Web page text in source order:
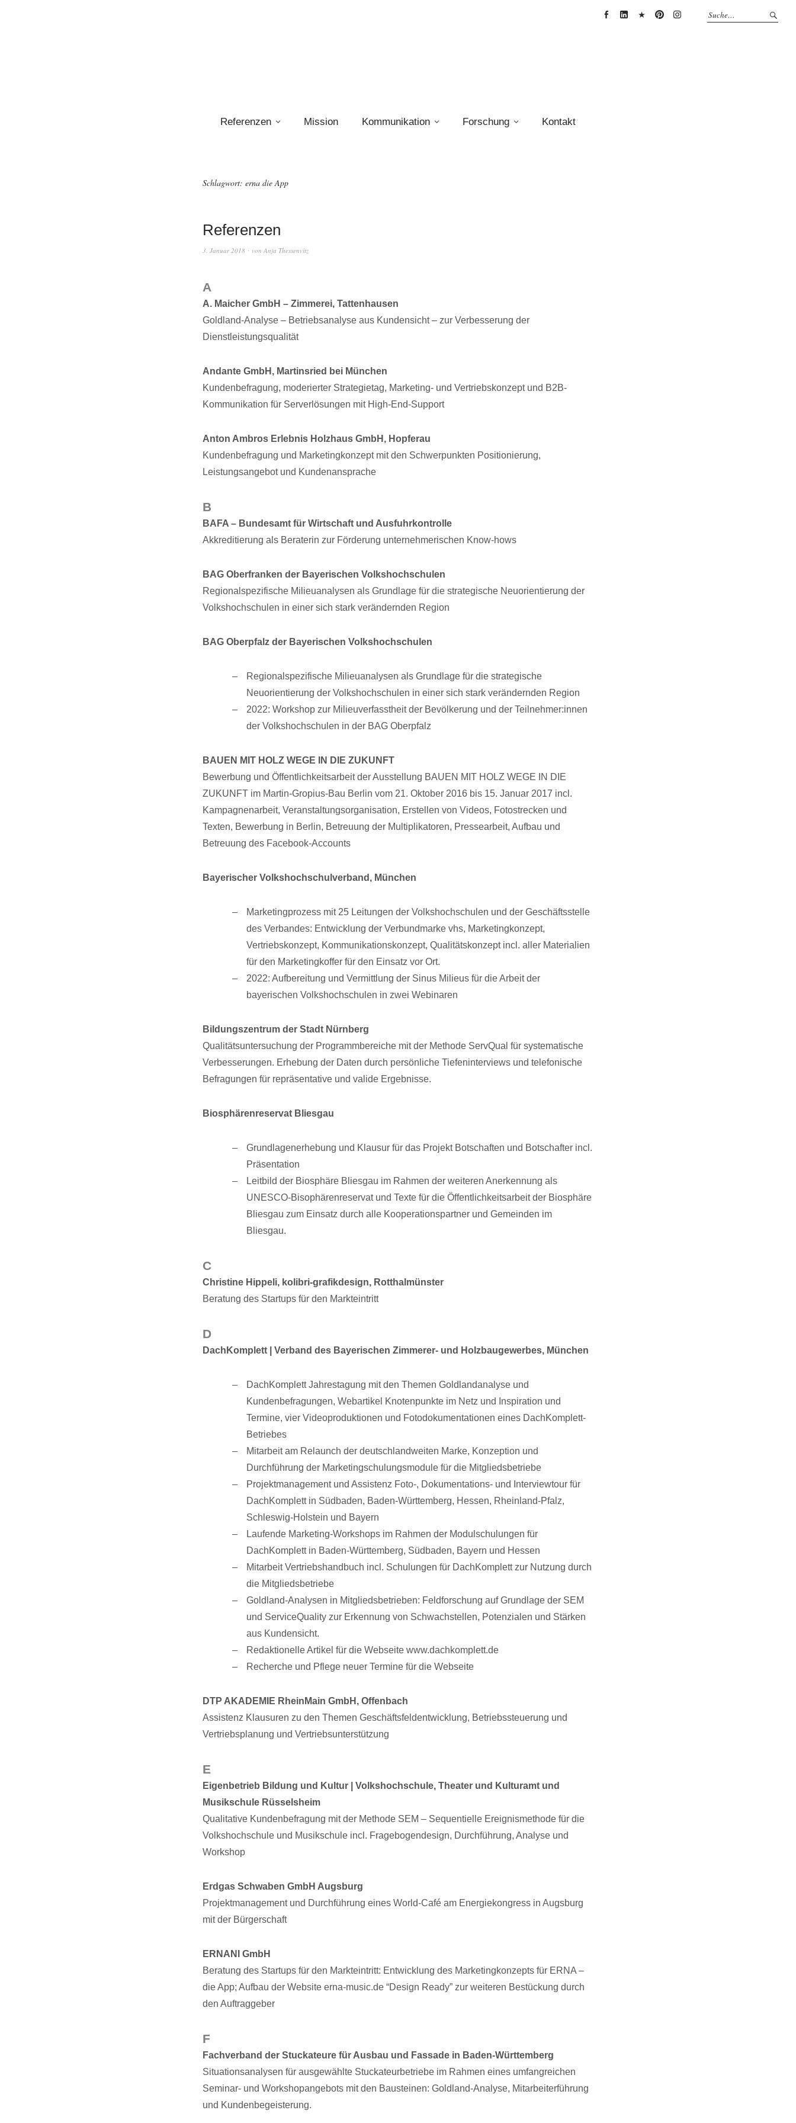
Referenzen Mission Kommunikation Forschung Kontakt
Schlagwort: erna die App
Referenzen
3. Januar 2018 von Anja Thessenvitz
A
A. Maicher GmbH – Zimmerei, Tattenhausen
Goldland-Analyse – Betriebsanalyse aus Kundensicht – zur Verbesserung der
Dienstleistungsqualität
Andante GmbH, Martinsried bei München
Kundenbefragung, moderierter Strategietag, Marketing- und Vertriebskonzept und B2B-
Kommunikation für Serverlösungen mit High-End-Support
Anton Ambros Erlebnis Holzhaus GmbH, Hopferau
Kundenbefragung und Marketingkonzept mit den Schwerpunkten Positionierung,
Leistungsangebot und Kundenansprache
B
BAFA – Bundesamt für Wirtschaft und Ausfuhrkontrolle
Akkreditierung als Beraterin zur Förderung unternehmerischen Know-hows
BAG Oberfranken der Bayerischen Volkshochschulen
Regionalspezifische Milieuanalysen als Grundlage für die strategische Neuorientierung der
Volkshochschulen in einer sich stark verändernden Region
BAG Oberpfalz der Bayerischen Volkshochschulen
Regionalspezifische Milieuanalysen als Grundlage für die strategische
Neuorientierung der Volkshochschulen in einer sich stark verändernden Region
2022: Workshop zur Milieuverfasstheit der Bevölkerung und der Teilnehmer:innen
der Volkshochschulen in der BAG Oberpfalz
BAUEN MIT HOLZ WEGE IN DIE ZUKUNFT
Bewerbung und Öffentlichkeitsarbeit der Ausstellung BAUEN MIT HOLZ WEGE IN DIE
ZUKUNFT im Martin-Gropius-Bau Berlin vom 21. Oktober 2016 bis 15. Januar 2017 incl.
Kampagnenarbeit, Veranstaltungsorganisation, Erstellen von Videos, Fotostrecken und
Texten, Bewerbung in Berlin, Betreuung der Multiplikatoren, Pressearbeit, Aufbau und
Betreuung des Facebook-Accounts
Bayerischer Volkshochschulverband, München
Marketingprozess mit 25 Leitungen der Volkshochschulen und der Geschäftsstelle
des Verbandes: Entwicklung der Verbundmarke vhs, Marketingkonzept,
Vertriebskonzept, Kommunikationskonzept, Qualitätskonzept incl. aller Materialien
für den Marketingkoffer für den Einsatz vor Ort.
2022: Aufbereitung und Vermittlung der Sinus Milieus für die Arbeit der
bayerischen Volkshochschulen in zwei Webinaren
Bildungszentrum der Stadt Nürnberg
Qualitätsuntersuchung der Programmbereiche mit der Methode ServQual für systematische
Verbesserungen. Erhebung der Daten durch persönliche Tiefeninterviews und telefonische
Befragungen für repräsentative und valide Ergebnisse.
Biosphärenreservat Bliesgau
Grundlagenerhebung und Klausur für das Projekt Botschaften und Botschafter incl.
Präsentation
Leitbild der Biosphäre Bliesgau im Rahmen der weiteren Anerkennung als
UNESCO-Bisophärenreservat und Texte für die Öffentlichkeitsarbeit der Biosphäre
Bliesgau zum Einsatz durch alle Kooperationspartner und Gemeinden im
Bliesgau.
C
Christine Hippeli, kolibri-grafikdesign, Rotthalmünster
Beratung des Startups für den Markteintritt
D
DachKomplett | Verband des Bayerischen Zimmerer- und Holzbaugewerbes, München
DachKomplett Jahrestagung mit den Themen Goldlandanalyse und
Kundenbefragungen, Webartikel Knotenpunkte im Netz und Inspiration und
Termine, vier Videoproduktionen und Fotodokumentationen eines DachKomplett-
Betriebes
Mitarbeit am Relaunch der deutschlandweiten Marke, Konzeption und
Durchführung der Marketingschulungsmodule für die Mitgliedsbetriebe
Projektmanagement und Assistenz Foto-, Dokumentations- und Interviewtour für
DachKomplett in Südbaden, Baden-Württemberg, Hessen, Rheinland-Pfalz,
Schleswig-Holstein und Bayern
Laufende Marketing-Workshops im Rahmen der Modulschulungen für
DachKomplett in Baden-Württemberg, Südbaden, Bayern und Hessen
Mitarbeit Vertriebshandbuch incl. Schulungen für DachKomplett zur Nutzung durch
die Mitgliedsbetriebe
Goldland-Analysen in Mitgliedsbetrieben: Feldforschung auf Grundlage der SEM
und ServiceQuality zur Erkennung von Schwachstellen, Potenzialen und Stärken
aus Kundensicht.
Redaktionelle Artikel für die Webseite www.dachkomplett.de
Recherche und Pflege neuer Termine für die Webseite
DTP AKADEMIE RheinMain GmbH, Offenbach
Assistenz Klausuren zu den Themen Geschäftsfeldentwicklung, Betriebssteuerung und
Vertriebsplanung und Vertriebsunterstützung
E
Eigenbetrieb Bildung und Kultur | Volkshochschule, Theater und Kulturamt und
Musikschule Rüsselsheim
Qualitative Kundenbefragung mit der Methode SEM – Sequentielle Ereignismethode für die
Volkshochschule und Musikschule incl. Fragebogendesign, Durchführung, Analyse und
Workshop
Erdgas Schwaben GmbH Augsburg
Projektmanagement und Durchführung eines World-Café am Energiekongress in Augsburg
mit der Bürgerschaft
ERNANI GmbH
Beratung des Startups für den Markteintritt: Entwicklung des Marketingkonzepts für ERNA –
die App; Aufbau der Website erna-music.de “Design Ready” zur weiteren Bestückung durch
den Auftraggeber
F
Fachverband der Stuckateure für Ausbau und Fassade in Baden-Württemberg
Situationsanalysen für ausgewählte Stuckateurbetriebe im Rahmen eines umfangreichen
Seminar- und Workshopangebots mit den Bausteinen: Goldland-Analyse, Mitarbeiterführung
und Kundenbegeisterung.